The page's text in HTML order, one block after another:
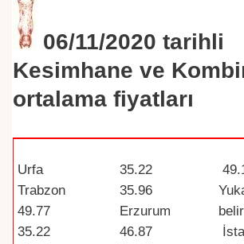
06/11/2020 tarihli
Kesimhane ve
ortalama fiyatları
Urfa 35.22
Trabzon
35.96
49.77
Erzurum
35.22
46.87